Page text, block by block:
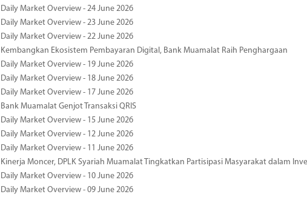
Daily Market Overview - 24 June 2026
Daily Market Overview - 23 June 2026
Daily Market Overview - 22 June 2026
Kembangkan Ekosistem Pembayaran Digital, Bank Muamalat Raih Penghargaan
Daily Market Overview - 19 June 2026
Daily Market Overview - 18 June 2026
Daily Market Overview - 17 June 2026
Bank Muamalat Genjot Transaksi QRIS
Daily Market Overview - 15 June 2026
Daily Market Overview - 12 June 2026
Daily Market Overview - 11 June 2026
Kinerja Moncer, DPLK Syariah Muamalat Tingkatkan Partisipasi Masyarakat dalam
Daily Market Overview - 10 June 2026
Daily Market Overview - 09 June 2026